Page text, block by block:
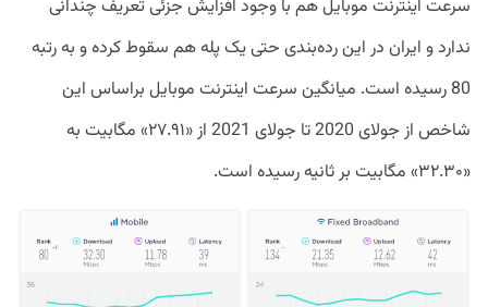
سرعت اینترنت موبایل هم با وجود افزایش جزئی تعریف چندانی
ندارد و ایران در این رده‌بندی حتی یک پله هم سقوط کرده و به رتبه
80 رسیده است. میانگین سرعت اینترنت موبایل براساس این
شاخص از جولای 2020 تا جولای 2021 از «۲۷.۹۱» مگابیت به
«۳۲.۳۰» مگابیت بر ثانیه رسیده است.